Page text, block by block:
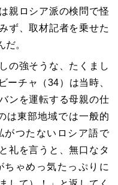
親ロシア派の検問で怪
ず、取材記者を乗せた
。
の強そうな、たくまし
ーチャ（34）は当時、
ンを運転する母親の仕
は東部地域では一般的
がつたないロシア語で
礼を言うと、無口なタ
ゃめっ気たっぷりに